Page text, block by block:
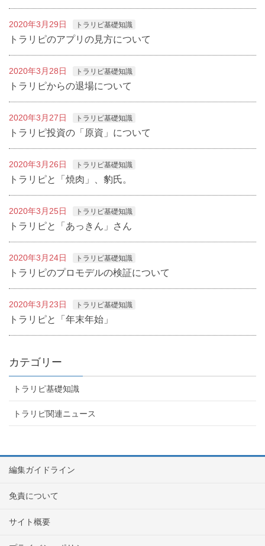
2020年3月29日 トラリピ基礎知識
トラリピのアプリの見方について
2020年3月28日 トラリピ基礎知識
トラリピからの退場について
2020年3月27日 トラリピ基礎知識
トラリピ投資の「原資」について
2020年3月26日 トラリピ基礎知識
トラリピと「焼肉」、豹氏。
2020年3月25日 トラリピ基礎知識
トラリピと「あっきん」さん
2020年3月24日 トラリピ基礎知識
トラリピのプロモデルの検証について
2020年3月23日 トラリピ基礎知識
トラリピと「年末年始」
カテゴリー
トラリピ基礎知識
トラリピ関連ニュース
編集ガイドライン
免責について
サイト概要